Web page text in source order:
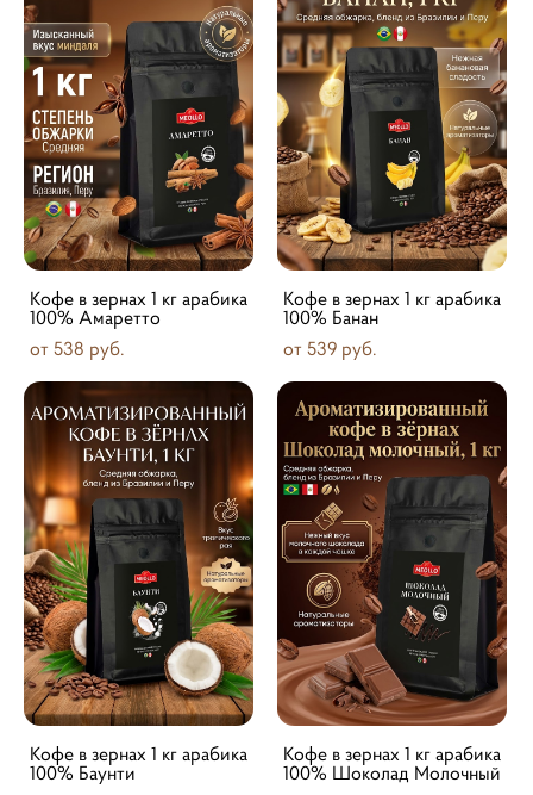
Кофе в зернах 1 кг арабика
100% Амаретто
от 538 pуб.
Кофе в зернах 1 кг арабика
100% Банан
от 539 pуб.
Кофе в зернах 1 кг арабика
100% Баунти
Кофе в зернах 1 кг арабика
100% Шоколад Молочный